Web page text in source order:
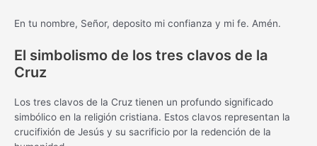
En tu nombre, Señor, deposito mi confianza y mi fe. Amén.
El simbolismo de los tres clavos de la
Cruz
Los tres clavos de la Cruz tienen un profundo significado
simbólico en la religión cristiana. Estos clavos representan la
crucifixión de Jesús y su sacrificio por la redención de la